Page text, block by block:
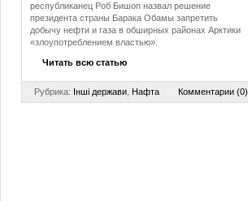
республиканец Роб Бишоп назвал решение
президента страны Барака Обамы запретить
добычу нефти и газа в обширных районах Арктики
«злоупотреблением властью».
Читать всю статью
Рубрика: Інші держави Нафта Комментарии (0)